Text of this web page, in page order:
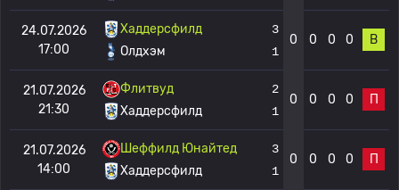
24.07.2026
17:00
Хаддерсфилд
Олдхэм
3
1
0 0 0 0 В
21.07.2026
21:30
Флитвуд
Хаддерсфилд
2
1
0 0 0 0 П
21.07.2026
14:00
Шеффилд Юнайтед
Хаддерсфилд
3
1
0 0 0 0 П